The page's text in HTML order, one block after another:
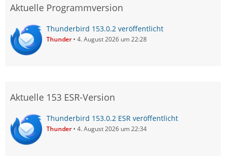
Aktuelle Programmversion
Thunderbird 153.0.2 veröffentlicht
Thunder 4. August 2026 um 22:28
Aktuelle 153 ESR-Version
Thunderbird 153.0.2 ESR veröffentlicht
Thunder 4. August 2026 um 22:34